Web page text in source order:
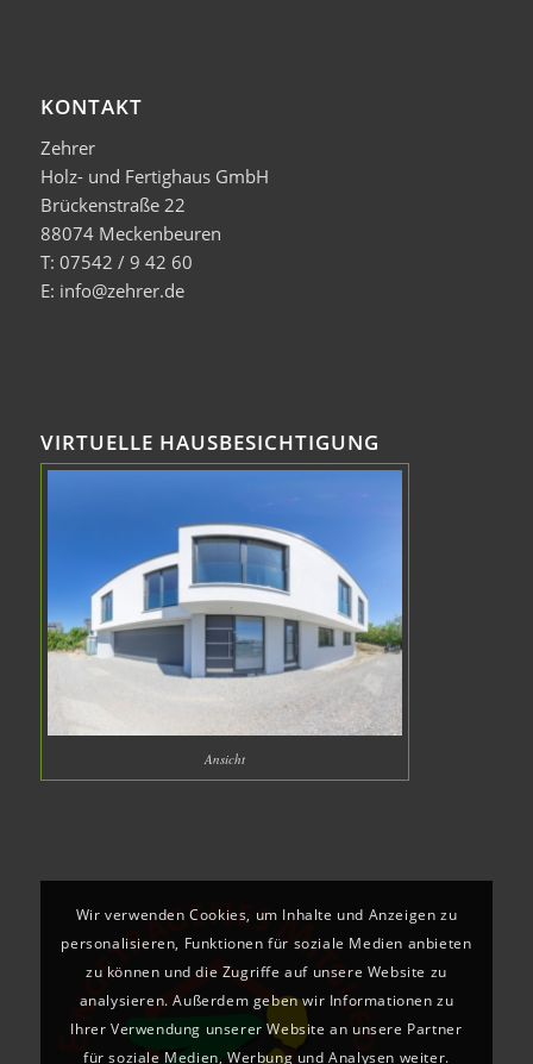
KONTAKT
Zehrer
Holz- und Fertighaus GmbH
Brückenstraße 22
88074 Meckenbeuren
T: 07542 / 9 42 60
E: info@zehrer.de
VIRTUELLE HAUSBESICHTIGUNG
Ansicht
Wir verwenden Cookies, um Inhalte und Anzeigen zu
personalisieren, Funktionen für soziale Medien anbieten
zu können und die Zugriffe auf unsere Website zu
analysieren. Außerdem geben wir Informationen zu
Ihrer Verwendung unserer Website an unsere Partner
für soziale Medien, Werbung und Analysen weiter.